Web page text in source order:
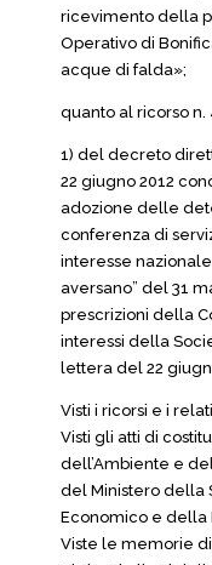
ricevimento della
Operativo di
acque di falda»;
quanto al ricorso n.
1) del decreto
22 giugno 2012
adozione delle
conferenza di
interesse
aversano” del 31
prescrizioni della
interessi della
lettera del 22
Visti i ricorsi e i
Visti gli atti di
dell’Ambiente e
del Ministero della
Economico e della
Viste le memorie